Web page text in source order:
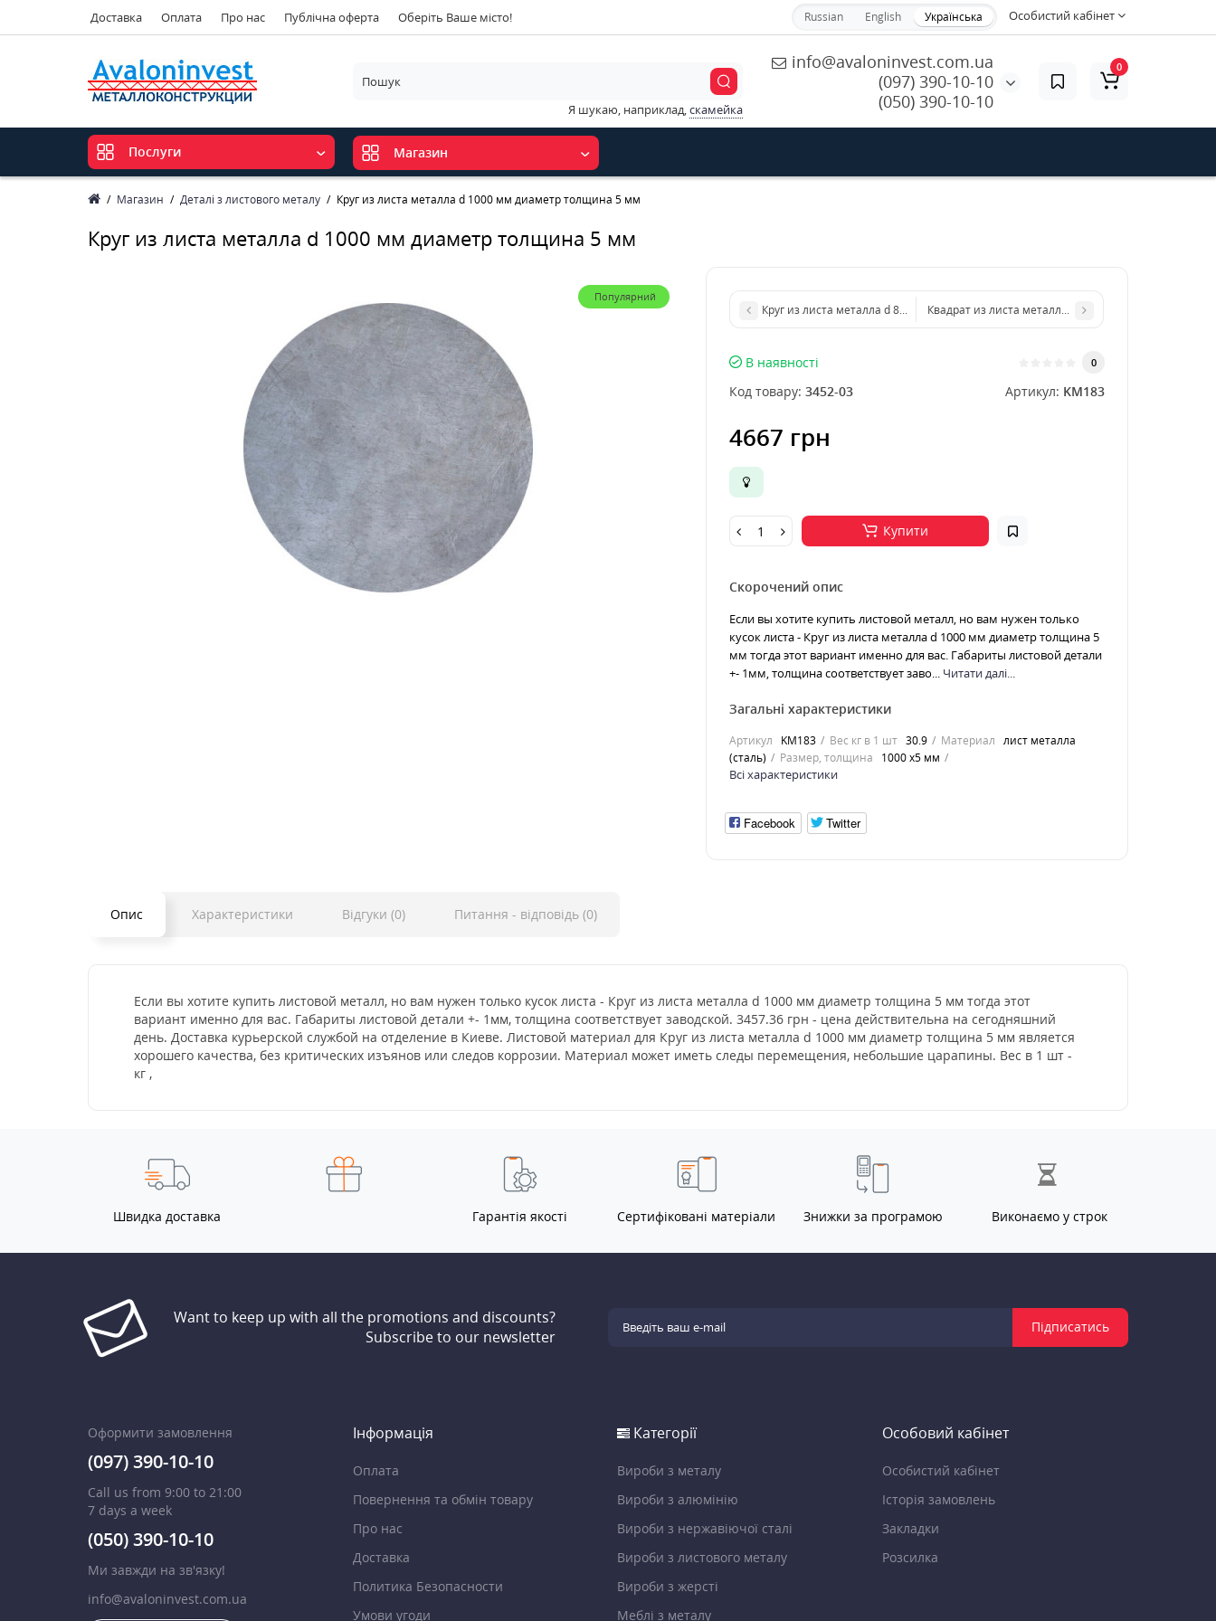
Доставка Оплата Про нас Публічна оферта Оберіть Ваше місто! Особистий кабінет
Russian English Українська
info@avaloninvest.com.ua
(097) 390-10-10
(050) 390-10-10
Я шукаю, наприклад,скамейка
0
Послуги Магазин
Магазин Деталі з листового металу Круг из листа металла d 1000 мм диаметр толщина 5 мм
Круг из листа металла d 1000 мм диаметр толщина 5 мм
Популярний
Круг из листа металла d 800 мм диаметр толщина 5 мм
Квадрат из листа металла 200х200 мм размер
В наявності 0
Код товару: 3452-03 Артикул: KM183
4667 грн
Купити
Скорочений опис
Если вы хотите купить листовой металл, но вам нужен только
кусок листа - Круг из листа металла d 1000 мм диаметр толщина 5
мм тогда этот вариант именно для вас. Габариты листовой детали
+- 1мм, толщина соответствует заво... Читати далі...
Загальні характеристики
Артикул KM183 Вес кг в 1 шт 30.9 Материал лист металла
(сталь)
Размер, толщина 1000 х5 мм
Всі характеристики
Facebook Twitter
Опис Характеристики Відгуки (0) Питання - відповідь (0)
Если вы хотите купить листовой металл, но вам нужен только кусок листа - Круг из листа металла d 1000 мм диаметр толщина 5 мм тогда этот
вариант именно для вас. Габариты листовой детали +- 1мм, толщина соответствует заводской. 3457.36 грн - цена действительна на сегодняшний
день. Доставка курьерской службой на отделение в Киеве. Листовой материал для Круг из листа металла d 1000 мм диаметр толщина 5 мм является
хорошего качества, без критических изъянов или следов коррозии. Материал может иметь следы перемещения, небольшие царапины. Вес в 1 шт -
кг ,
Швидка доставка Гарантія якості Сертифіковані матеріали Знижки за програмою Виконаємо у строк
Want to keep up with all the promotions and discounts?
Subscribe to our newsletter
Підписатись
Оформити замовлення
(097) 390-10-10
Call us from 9:00 to 21:00
7 days a week
(050) 390-10-10
Ми завжди на зв'язку!
info@avaloninvest.com.ua
Інформація
Оплата
Повернення та обмін товару
Про нас
Доставка
Политика Безопасности
Умови угоди
Категорії
Вироби з металу
Вироби з алюмінію
Вироби з нержавіючої сталі
Вироби з листового металу
Вироби з жерсті
Меблі з металу
Особовий кабінет
Особистий кабінет
Історія замовлень
Закладки
Розсилка